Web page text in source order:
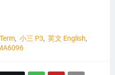
小三 P3
英文 English